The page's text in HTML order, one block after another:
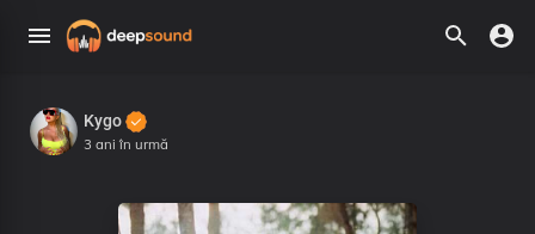
Kygo
3 ani în urmă